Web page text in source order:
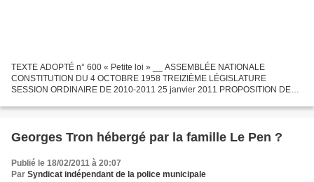
TEXTE ADOPTÉ n° 600 « Petite loi » __ ASSEMBLÉE NATIONALE
CONSTITUTION DU 4 OCTOBRE 1958 TREIZIÈME LÉGISLATURE
SESSION ORDINAIRE DE 2010-2011 25 janvier 2011 PROPOSITION DE
et...
Georges Tron hébergé par la famille Le Pen ?
Publié le 18/02/2011 à 20:07
Par Syndicat indépendant de la police municipale